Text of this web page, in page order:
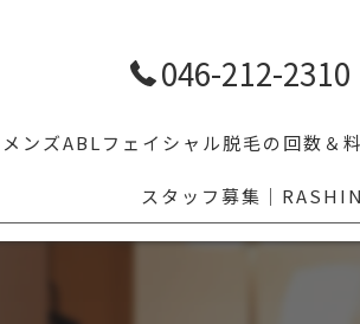
046-212-2310
生メンズ脱毛｜体育・部活前のムダ毛対策な
ンズABLフェイシャル脱毛の回数＆
人気脱毛部位
スタッフ募集｜